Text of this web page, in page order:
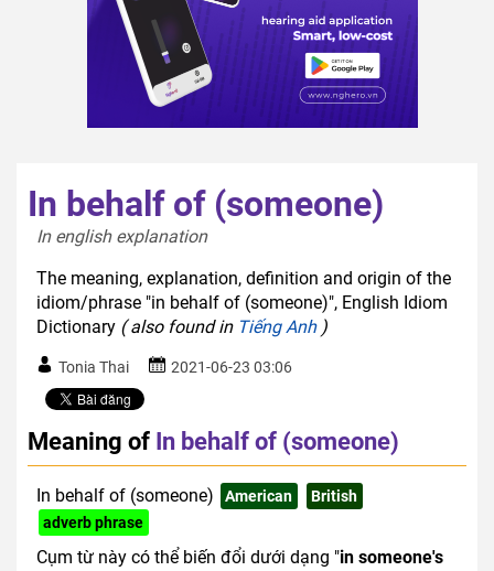
In behalf of (someone)
In english explanation
The meaning, explanation, definition and origin of the
idiom/phrase "in behalf of (someone)", English Idiom
Dictionary ( also found in Tiếng Anh)
Tonia Thai 2021-06-23 03:06
Meaning of In behalf of (someone)
In behalf of (someone) American
British
adverb phrase
Cụm từ này có thể biến đổi dưới dạng "in someone's